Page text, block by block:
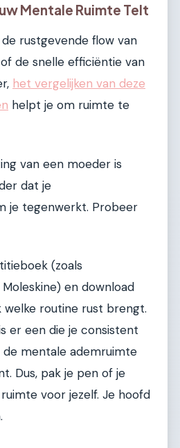
Mentale Ruimte Telt
rustgevende flow van
de snelle efficiëntie van
het vergelijken van deze
helpt je om ruimte te
van een moeder is
dat je
je tegenwerkt. Probeer
(zoals
en download
welke routine rust brengt.
er een die je consistent
de mentale ademruimte
Dus, pak je pen of je
voor jezelf. Je hoofd